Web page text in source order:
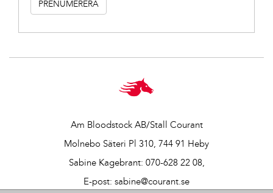
Am Bloodstock AB/Stall Courant
Molnebo Säteri Pl 310, 744 91 Heby
Sabine Kagebrant: 070-628 22 08,
E-post: sabine@courant.se